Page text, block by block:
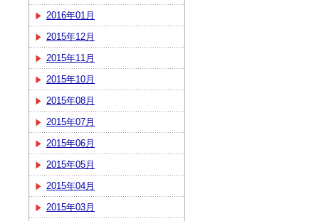
2016年01月
2015年12月
2015年11月
2015年10月
2015年08月
2015年07月
2015年06月
2015年05月
2015年04月
2015年03月